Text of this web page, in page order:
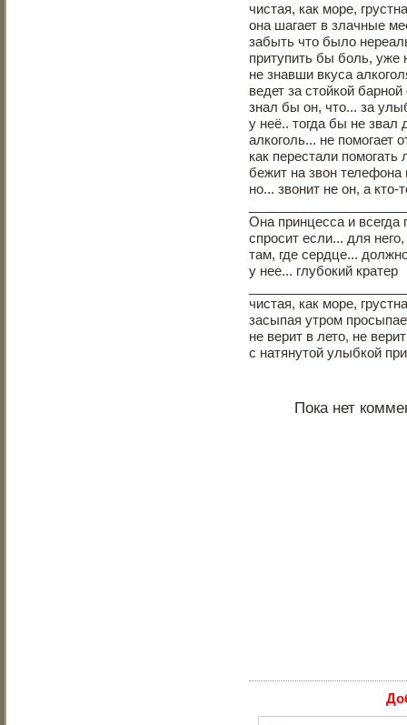
чистая, как море,
она шагает в злачные
забыть что было
притупить бы боль, уже
не знавши вкуса
ведет за стойкой
знал бы он, что... за
у неё.. тогда бы не звал
алкоголь... не помогает
как перестали
бежит на звон телефона
но... звонит не он, а кто-
Она принцесса и всегда
спросит если... для
там, где сердце...
у нее... глубокий кратер
чистая, как море,
засыпая утром
не верит в лето, не
с натянутой улыбкой
Пока нет